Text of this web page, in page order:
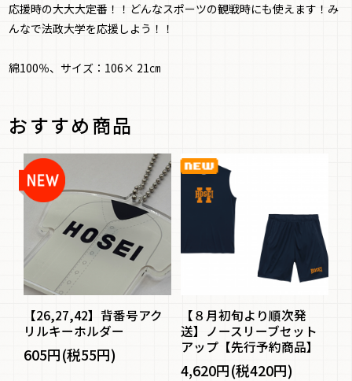
応援時の大大大定番！！どんなスポーツの観戦時にも使えます！み
んなで法政大学を応援しよう！！
綿100％、サイズ：106× 21㎝
おすすめ商品
【26,27,42】背番号アク
リルキーホルダー
605円(税55円)
【８月初旬より順次発
送】ノースリーブセット
アップ【先行予約商品】
4,620円(税420円)